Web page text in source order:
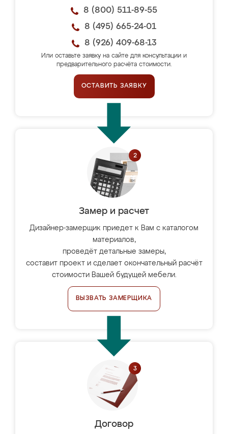
8 (800) 511-89-55
8 (495) 665-24-01
8 (926) 409-68-13
Или оставьте заявку на сайте для консультации и
предварительного расчёта стоимости.
ОСТАВИТЬ ЗАЯВКУ
Замер и расчет
Дизайнер-замерщик приедет к Вам с каталогом
материалов,
проведёт детальные замеры,
составит проект и сделает окончательный расчёт
стоимости Вашей будущей мебели.
ВЫЗВАТЬ ЗАМЕРЩИКА
Договор